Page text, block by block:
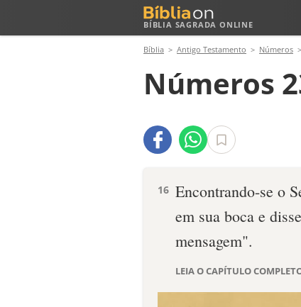
BÍBLIA SAGRADA ONLINE
Bíblia Antigo Testamento Números
Números
16 Encontrando-se o
em sua boca e
mensagem".
LEIA O CAPÍTULO